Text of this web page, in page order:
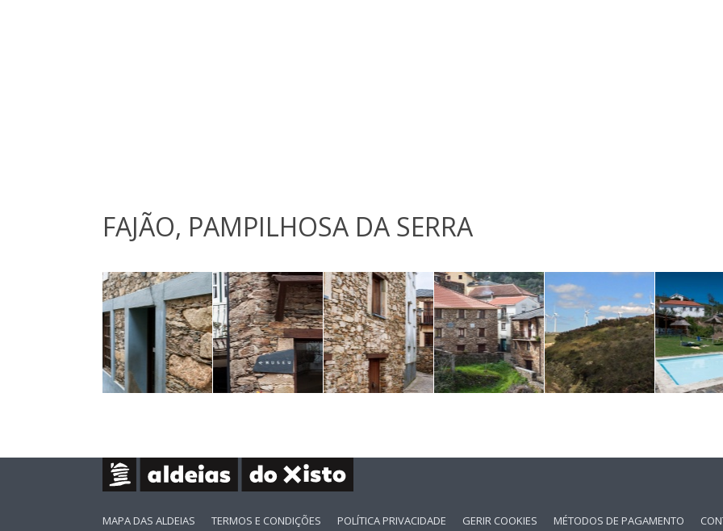
FAJÃO, PAMPILHOSA DA SERRA
MAPA DAS ALDEIAS TERMOS E CONDIÇÕES POLÍTICA PRIVACIDADE GERIR COOKIES MÉTODOS DE PAGAMENTO